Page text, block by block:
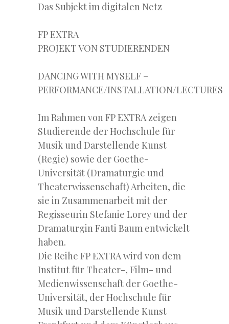
Das Subjekt im digitalen Netz
FP EXTRA
PROJEKT VON STUDIERENDEN
DANCING WITH MYSELF –
PERFORMANCE/INSTALLATION/LECTURES
Im Rahmen von FP EXTRA zeigen
Studierende der Hochschule für
Musik und Darstellende Kunst
(Regie) sowie der Goethe-
Universität (Dramaturgie und
Theaterwissenschaft) Arbeiten, die
sie in Zusammenarbeit mit der
Regisseurin Stefanie Lorey und der
Dramaturgin Fanti Baum entwickelt
haben.
Die Reihe FP EXTRA wird von dem
Institut für Theater-, Film- und
Medienwissenschaft der Goethe-
Universität, der Hochschule für
Musik und Darstellende Kunst